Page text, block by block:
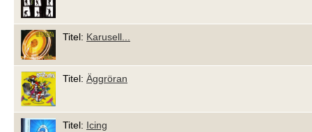
Titel: Karusell...
Titel: Äggröran
Titel: Icing